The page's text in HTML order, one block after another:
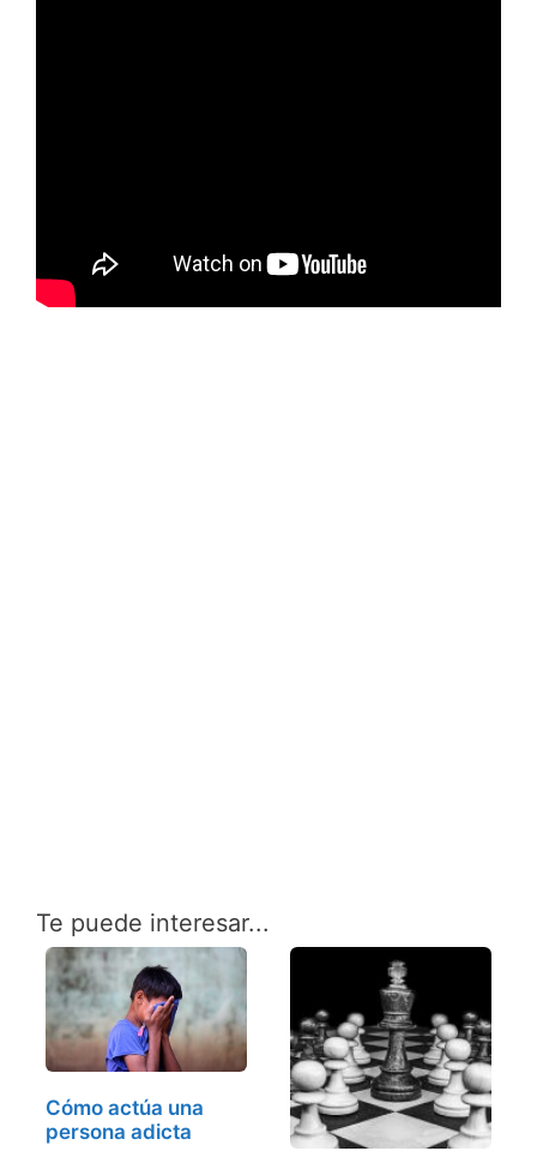
Te puede interesar...
Cómo actúa una
persona adicta